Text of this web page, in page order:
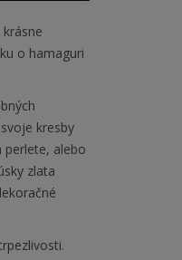
o hamaguri
kresby
perlete, alebo
zlata